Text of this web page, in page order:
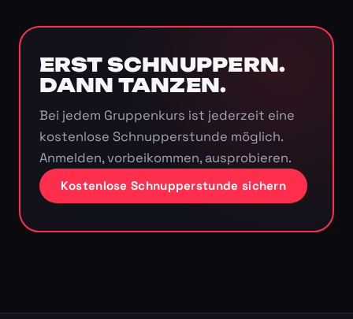
ERST SCHNUPPERN.
DANN TANZEN.
Bei jedem Gruppenkurs ist jederzeit eine
kostenlose Schnupperstunde möglich.
Anmelden, vorbeikommen, ausprobieren.
Kostenlose Schnupperstunde sichern